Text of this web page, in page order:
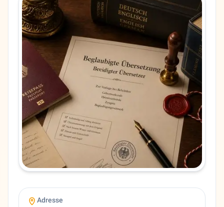
Bundesland
Nordrhein-Westfalen
Stadt
Düsseldorf
Adresse
Duisburger Str. 50
PLZ
40477
Telefon
02114920018
Sprachen
Deutsch, Persisch
E-Mail
schahidi@t-online.de
Bewertung
4,8 (26 Google reviews)
About Manutscher Schahidi
Adresse